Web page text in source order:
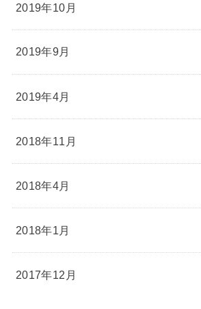
2019年10月
2019年9月
2019年4月
2018年11月
2018年4月
2018年1月
2017年12月